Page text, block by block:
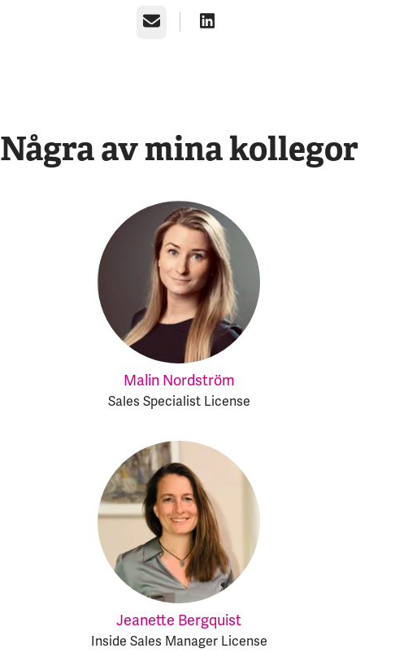
E-post
Några av mina kollegor
Malin Nordström
Sales Specialist License
Jeanette Bergquist
Inside Sales Manager License